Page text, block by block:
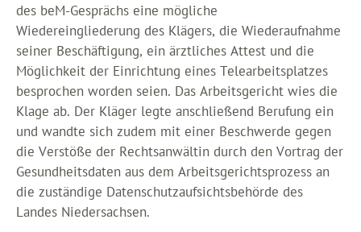
des beM-Gesprächs eine mögliche
Wiedereingliederung des Klägers, die Wiederaufnahme
seiner Beschäftigung, ein ärztliches Attest und die
Möglichkeit der Einrichtung eines Telearbeitsplatzes
besprochen worden seien. Das Arbeitsgericht wies die
Klage ab. Der Kläger legte anschließend Berufung ein
und wandte sich zudem mit einer Beschwerde gegen
die Verstöße der Rechtsanwältin durch den Vortrag der
Gesundheitsdaten aus dem Arbeitsgerichtsprozess an
die zuständige Datenschutzaufsichtsbehörde des
Landes Niedersachsen.